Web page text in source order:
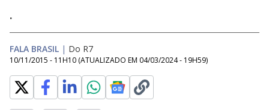
.
FALA BRASIL | Do R7
10/11/2015 - 11H10 (ATUALIZADO EM 04/03/2024 - 19H59)